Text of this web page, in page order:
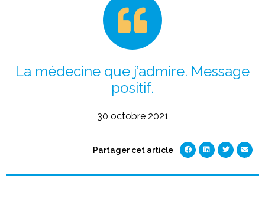
La médecine que j’admire. Message
positif.
30 octobre 2021
Partager cet article